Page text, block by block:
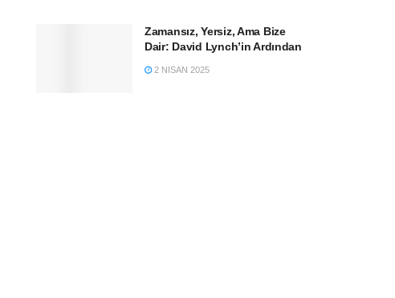
Zamansız, Yersiz, Ama Bize
Dair: David Lynch’in Ardından
2 NISAN 2025